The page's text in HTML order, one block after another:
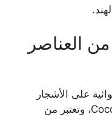
العناصر
على الأشجار
المعروفة علميًا باسم Cocos nucifera، وتعتبر من